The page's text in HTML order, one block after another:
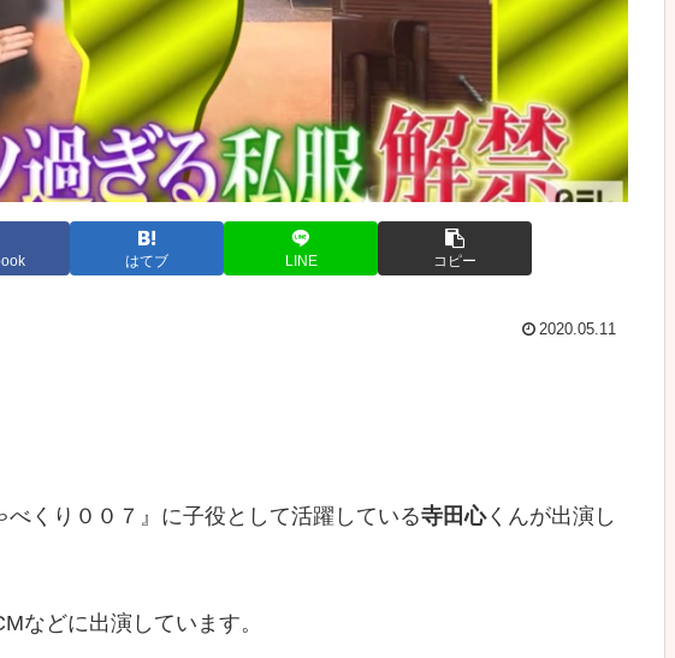
はてブ LINE コピー
2020.05.11
くり００７』に子役として活躍している寺田心くんが出演し
などに出演しています。